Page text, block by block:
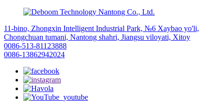
11-bino, Zhongxin Intelligent Industrial Park, №6 Xaybao yo'li,
Chongchuan tumani, Nantong shahri, Jiangsu viloyati, Xitoy
0086-513-81123888
0086-13862942024